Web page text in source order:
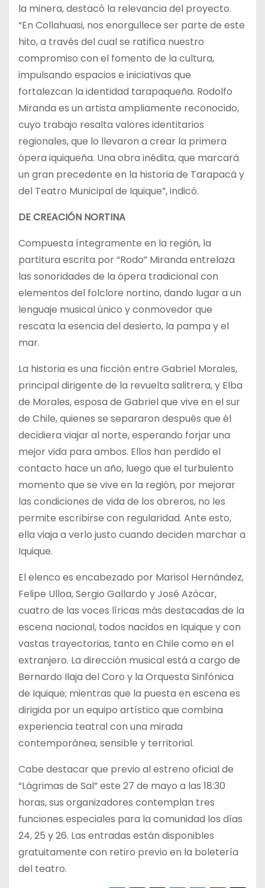
la minera, destacó la relevancia del proyecto.
“En Collahuasi, nos enorgullece ser parte de este
hito, a través del cual se ratifica nuestro
compromiso con el fomento de la cultura,
impulsando espacios e iniciativas que
fortalezcan la identidad tarapaqueña. Rodolfo
Miranda es un artista ampliamente reconocido,
cuyo trabajo resalta valores identitarios
regionales, que lo llevaron a crear la primera
ópera iquiqueña. Una obra inédita, que marcará
un gran precedente en la historia de Tarapacá y
del Teatro Municipal de Iquique”, indicó.
DE CREACIÓN NORTINA
Compuesta íntegramente en la región, la
partitura escrita por “Rodo” Miranda entrelaza
las sonoridades de la ópera tradicional con
elementos del folclore nortino, dando lugar a un
lenguaje musical único y conmovedor que
rescata la esencia del desierto, la pampa y el
mar.
La historia es una ficción entre Gabriel Morales,
principal dirigente de la revuelta salitrera, y Elba
de Morales, esposa de Gabriel que vive en el sur
de Chile, quienes se separaron después que él
decidiera viajar al norte, esperando forjar una
mejor vida para ambos. Ellos han perdido el
contacto hace un año, luego que el turbulento
momento que se vive en la región, por mejorar
las condiciones de vida de los obreros, no les
permite escribirse con regularidad. Ante esto,
ella viaja a verlo justo cuando deciden marchar a
Iquique.
El elenco es encabezado por Marisol Hernández,
Felipe Ulloa, Sergio Gallardo y José Azócar,
cuatro de las voces líricas más destacadas de la
escena nacional, todos nacidos en Iquique y con
vastas trayectorias, tanto en Chile como en el
extranjero. La dirección musical está a cargo de
Bernardo Ilaja del Coro y la Orquesta Sinfónica
de Iquique; mientras que la puesta en escena es
dirigida por un equipo artístico que combina
experiencia teatral con una mirada
contemporánea, sensible y territorial.
Cabe destacar que previo al estreno oficial de
“Lágrimas de Sal” este 27 de mayo a las 18:30
horas, sus organizadores contemplan tres
funciones especiales para la comunidad los días
24, 25 y 26. Las entradas están disponibles
gratuitamente con retiro previo en la boletería
del teatro.